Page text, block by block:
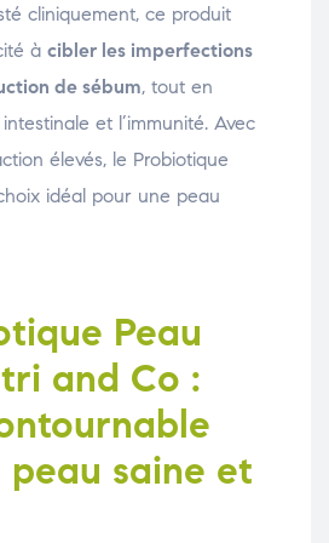
cliniquement, ce produit
à cibler les imperfections
de sébum, tout en
et l’immunité. Avec
élevés, le Probiotique
idéal pour une peau
Peau
and Co :
saine et